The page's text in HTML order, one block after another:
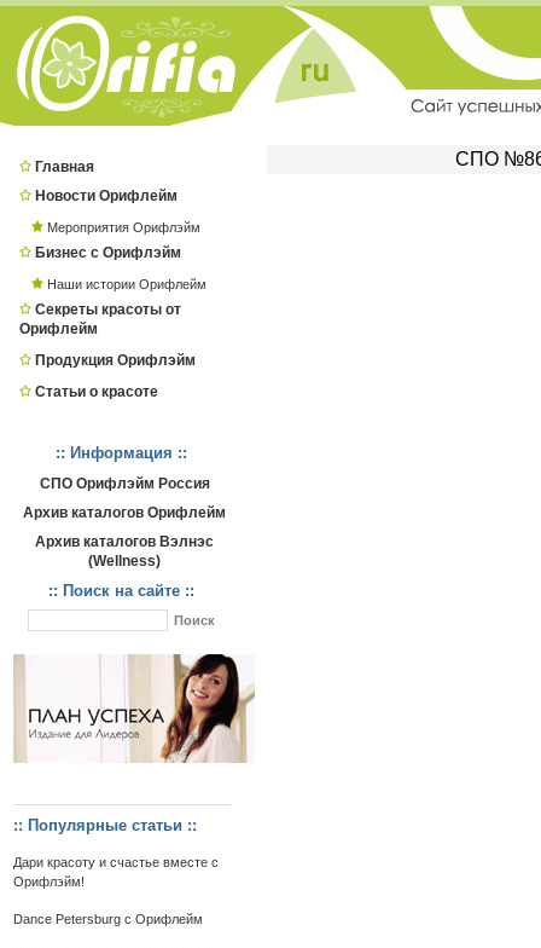
Главная
Новости Орифлейм
Мероприятия Орифлэйм
Бизнес с Орифлэйм
Наши истории Орифлейм
Секреты красоты от
Орифлейм
Продукция Орифлэйм
Статьи о красоте
:: Информация ::
СПО Орифлэйм Россия
Архив каталогов Орифлейм
Архив каталогов Вэлнэс
(Wellness)
:: Поиск на сайте ::
:: Популярные статьи ::
Дари красоту и счастье вместе с
Орифлэйм!
Dance Petersburg с Орифлейм
СПО